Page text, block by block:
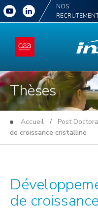
NOS
Thèses
Accueil / Post
de croissance cristalline
de